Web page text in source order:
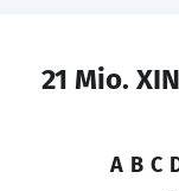
21 Mio.
A B C